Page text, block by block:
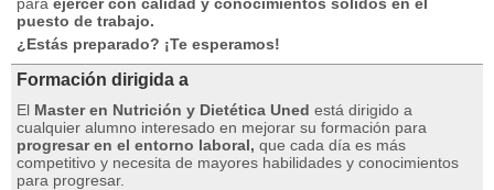
puesto de trabajo.
¿Estás preparado? ¡Te esperamos!
Formación dirigida a
El Master en Nutrición y Dietética Uned está dirigido a
cualquier alumno interesado en mejorar su formación para
progresar en el entorno laboral, que cada día es más
competitivo y necesita de mayores habilidades y conocimientos
para progresar.